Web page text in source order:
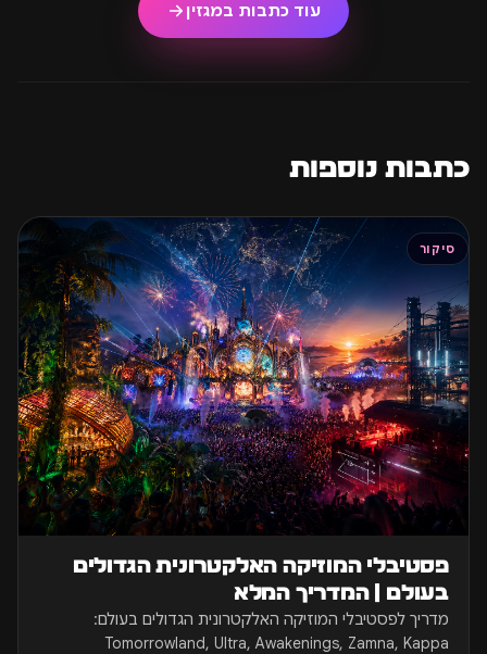
עוד כתבות במגזין
כתבות נוספות
סיקור
פסטיבלי המוזיקה האלקטרונית הגדולים
בעולם | המדריך המלא
מדריך לפסטיבלי המוזיקה האלקטרונית הגדולים בעולם:
Tomorrowland, Ultra, Awakenings, Zamna, Kappa